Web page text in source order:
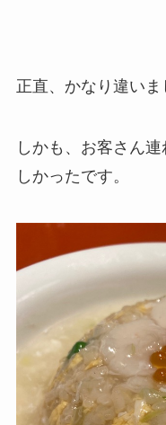
正直、かなり違いま
しかも、お客さん
しかったです。